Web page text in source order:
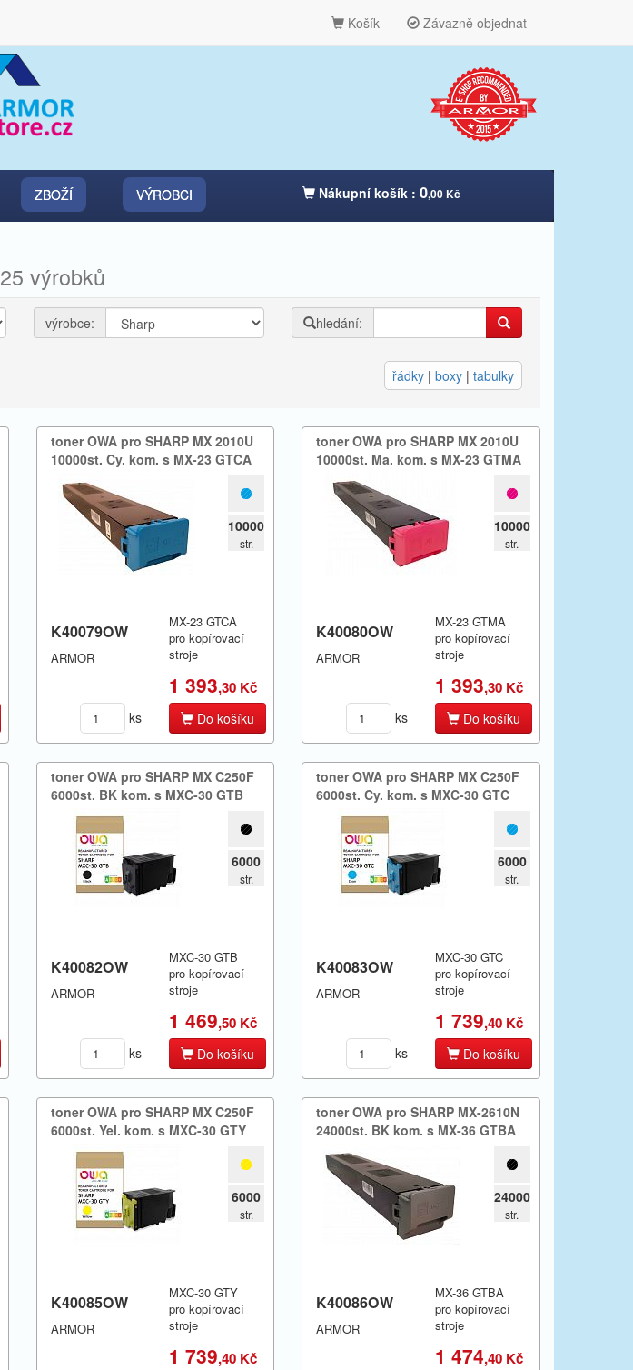
Košík Závazně objednat
ZBOŽÍ VÝROBCI Nákupní košík : 0,00 Kč
25 výrobků
výrobce: hledání:
řádky | boxy | tabulky
toner OWA pro SHARP MX 2010U
10000st.​ Cy.​ kom.​ s MX-23 GTCA
10000
str.
K40079OW
ARMOR
MX-23 GTCA
pro kopírovací
stroje
1 393,30 Kč
ks Do košíku
toner OWA pro SHARP MX 2010U
10000st.​ Ma.​ kom.​ s MX-23 GTMA
10000
str.
K40080OW
ARMOR
MX-23 GTMA
pro kopírovací
stroje
1 393,30 Kč
ks Do košíku
toner OWA pro SHARP MX C250F
6000st.​ BK kom.​ s MXC-30 GTB
6000
str.
K40082OW
ARMOR
MXC-30 GTB
pro kopírovací
stroje
1 469,50 Kč
ks Do košíku
toner OWA pro SHARP MX C250F
6000st.​ Cy.​ kom.​ s MXC-30 GTC
6000
str.
K40083OW
ARMOR
MXC-30 GTC
pro kopírovací
stroje
1 739,40 Kč
ks Do košíku
toner OWA pro SHARP MX C250F
6000st.​ Yel.​ kom.​ s MXC-30 GTY
6000
str.
K40085OW
ARMOR
MXC-30 GTY
pro kopírovací
stroje
1 739,40 Kč
toner OWA pro SHARP MX-​2610N
24000st.​ BK kom.​ s MX-36 GTBA
24000
str.
K40086OW
ARMOR
MX-36 GTBA
pro kopírovací
stroje
1 474,40 Kč